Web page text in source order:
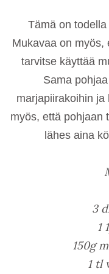
Tämä on
Mukavaa on myös,
tarvitse käyttää
Sama
marjapiirakoihin ja
myös, että pohjaan
lähes aina
3
1
150g
1 tl